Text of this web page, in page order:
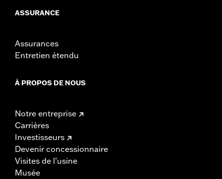
ASSURANCE
Assurances
Entretien étendu
À PROPOS DE NOUS
Notre entreprise
Carrières
Investisseurs
Devenir concessionnaire
Visites de l’usine
Musée